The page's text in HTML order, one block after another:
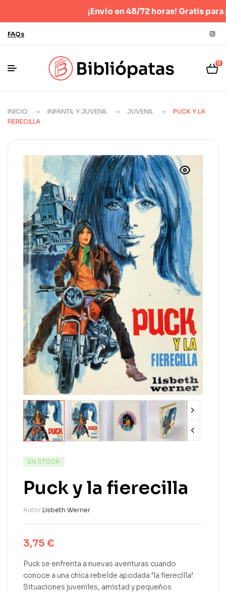
¡Envío en 48/72 horas! Gratis para
FAQs
0
INICIO INFANTIL Y JUVENIL JUVENIL
PUCK Y LA
FIERECILLA
EN STOCK
Puck y la fierecilla
Autor:Lisbeth Werner
3,75 €
Puck se enfrenta a nuevas aventuras cuando
conoce a una chica rebelde apodada ‘la fierecilla’.
Situaciones juveniles, amistad y pequeños